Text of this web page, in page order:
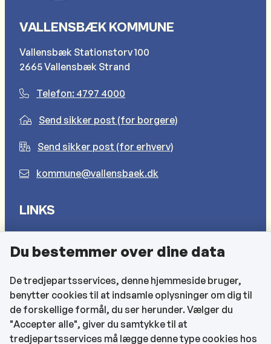
VALLENSBÆK KOMMUNE
Vallensbæk Stationstorv 100
2665 Vallensbæk Strand
Telefon: 4797 4000
Send sikker post (for borgere)
Send sikker post (for erhverv)
kommune@vallensbaek.dk
LINKS
Cookies
Find EAN-numre
CVR og bankoplysninger
Tilgængelighedserklæring
Du bestemmer over dine data
De tredjepartsservices, denne hjemmeside bruger,
benytter cookies til at indsamle oplysninger om dig til
de forskellige formål, du ser herunder. Vælger du
"Accepter alle", giver du samtykke til at
tredjepartsservices må lægge denne type cookies hos